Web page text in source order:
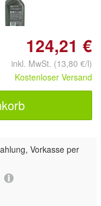
124,21 €
inkl. MwSt. (13,80 €/l)
Kostenloser Versand
Vorkasse per